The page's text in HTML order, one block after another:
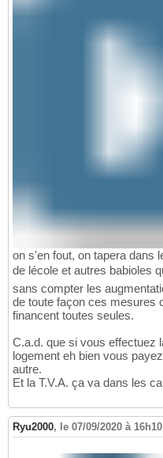
on s'en fout, on tapera dans
de lécole et autres babioles
sans compter les
de toute façon ces mesures
financent toutes seules.
C.a.d. que si vous effectuez
logement eh bien vous
autre.
Et la T.V.A. ça va dans les
Ryu2000, le 07/09/2020 à 16h10